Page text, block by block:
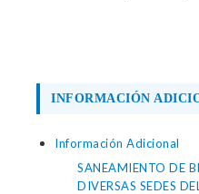
INFORMACIÓN
Información Adicional
SANEAMIENTO DE
DIVERSAS SEDES